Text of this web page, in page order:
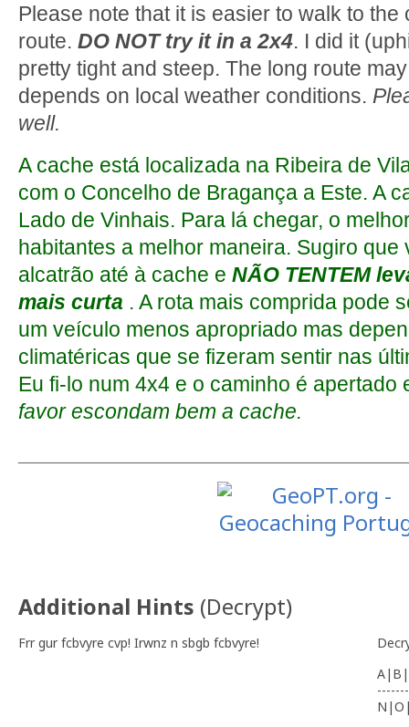
Please note that it is easier to walk to
route. DO NOT try it in a 2x4. I did it
pretty tight and steep. The long route
depends on local weather conditions.
well.
A cache está localizada na Ribeira de
com o Concelho de Bragança a Este. A
Lado de Vinhais. Para lá chegar, o
habitantes a melhor maneira. Sugiro que
alcatrão até à cache e NÃO TENTEM
mais curta . A rota mais comprida pode
um veículo menos apropriado mas
climatéricas que se fizeram sentir nas
Eu fi-lo num 4x4 e o caminho é
favor escondam bem a cache.
Additional Hints (Decrypt)
Frr gur fcbvyre cvp! Irwnz n sbgb fcbvyre!